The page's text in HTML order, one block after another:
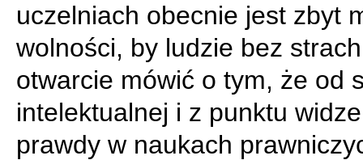
uczelniach obecnie jest zbyt
wolności, by ludzie bez
otwarcie mówić o tym, że od
intelektualnej i z punktu
prawdy w naukach